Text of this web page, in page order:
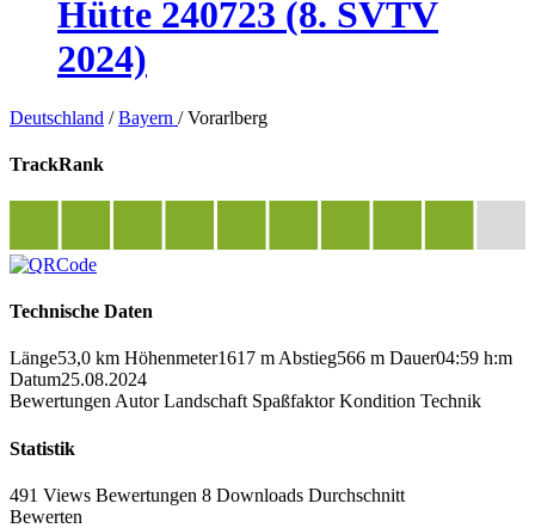
Hütte 240723 (8. SVTV
2024)
Deutschland /Bayern /Vorarlberg
TrackRank
Technische Daten
Länge53,0 km Höhenmeter1617 m Abstieg566 m Dauer04:59 h:m
Datum25.08.2024
Bewertungen Autor Landschaft Spaßfaktor Kondition Technik
Statistik
491 Views Bewertungen 8 Downloads Durchschnitt
Bewerten